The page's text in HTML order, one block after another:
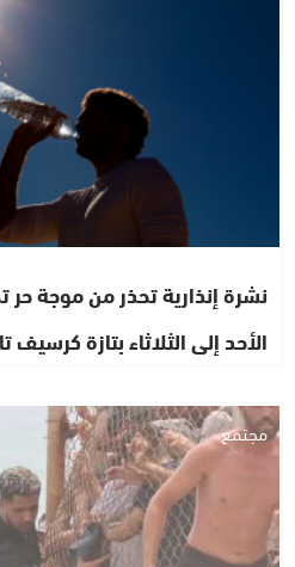
الأحد إلى الثلاثاء بتازة كرسيف
مجتمع